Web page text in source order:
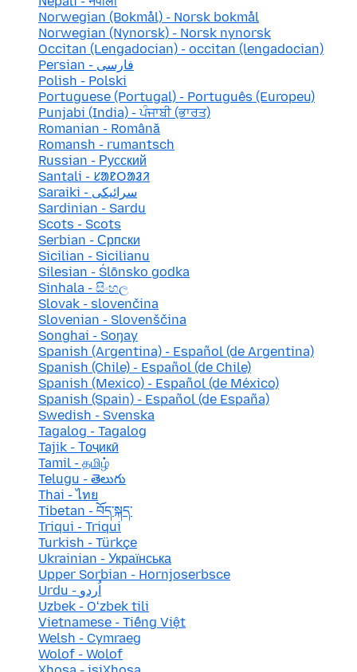
Norwegian (Bokmål) - Norsk bokmål
Norwegian (Nynorsk) - Norsk nynorsk
Occitan (Lengadocian) - occitan (lengadocian)
Persian - فارسی
Polish - Polski
Portuguese (Portugal) - Português (Europeu)
Punjabi (India) - ਪੰਜਾਬੀ (ਭਾਰਤ)
Romanian - Română
Romansh - rumantsch
Russian - Русский
Santali - ᱥᱟᱱᱛᱟᱲᱤ
Saraiki - سرائیکی
Sardinian - Sardu
Scots - Scots
Serbian - Српски
Sicilian - Sicilianu
Silesian - Ślōnsko godka
Sinhala - සිංහල
Slovak - slovenčina
Slovenian - Slovenščina
Songhai - Soŋay
Spanish (Argentina) - Español (de Argentina)
Spanish (Chile) - Español (de Chile)
Spanish (Mexico) - Español (de México)
Spanish (Spain) - Español (de España)
Swedish - Svenska
Tagalog - Tagalog
Tajik - Тоҷикӣ
Tamil - தமிழ்
Telugu - తెలుగు
Thai - ไทย
Tibetan - བོད་སྐད་
Triqui - Triqui
Turkish - Türkçe
Ukrainian - Українська
Upper Sorbian - Hornjoserbsce
Urdu - اُردو
Uzbek - Oʻzbek tili
Vietnamese - Tiếng Việt
Welsh - Cymraeg
Wolof - Wolof